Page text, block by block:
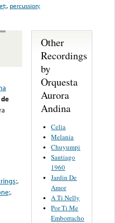
, percussion;
,
,
Other
Recordings
by
Orquesta
Aurora
Andina
Celia
Melania
Chuyumpi
Santiago
1960
Jardin De
Amor
A Ti Nelly
Por Ti Me
Emborracho